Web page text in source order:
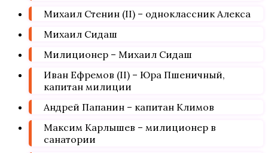
Михаил Стенин (II) – одноклассник Алекса
Михаил Сидаш
Милиционер – Михаил Сидаш
Иван Ефремов (II) – Юра Пшеничный,
капитан милиции
Андрей Папанин – капитан Климов
Максим Карлышев – милиционер в
санатории